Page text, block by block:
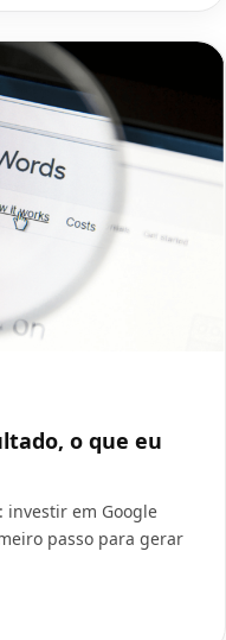
o que eu
investir em Google
passo para gerar